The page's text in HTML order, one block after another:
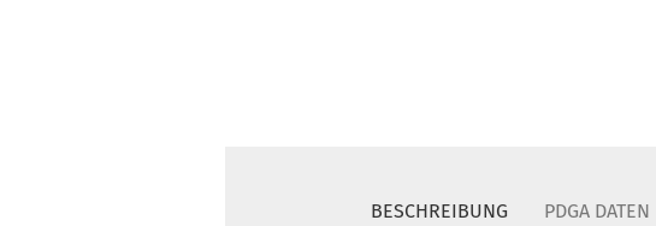
BESCHREIBUNG PDGA DATEN